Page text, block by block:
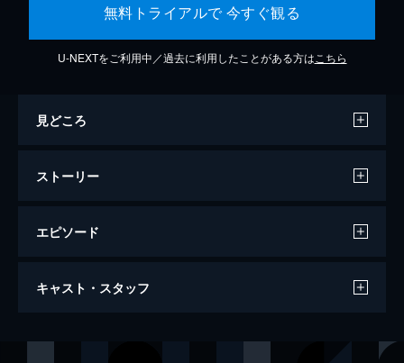
無料トライアルで 今すぐ観る
U-NEXTをご利用中／過去に利用したことがある方は こちら
見どころ
ストーリー
エピソード
ルックバック
キャスト・スタッフ